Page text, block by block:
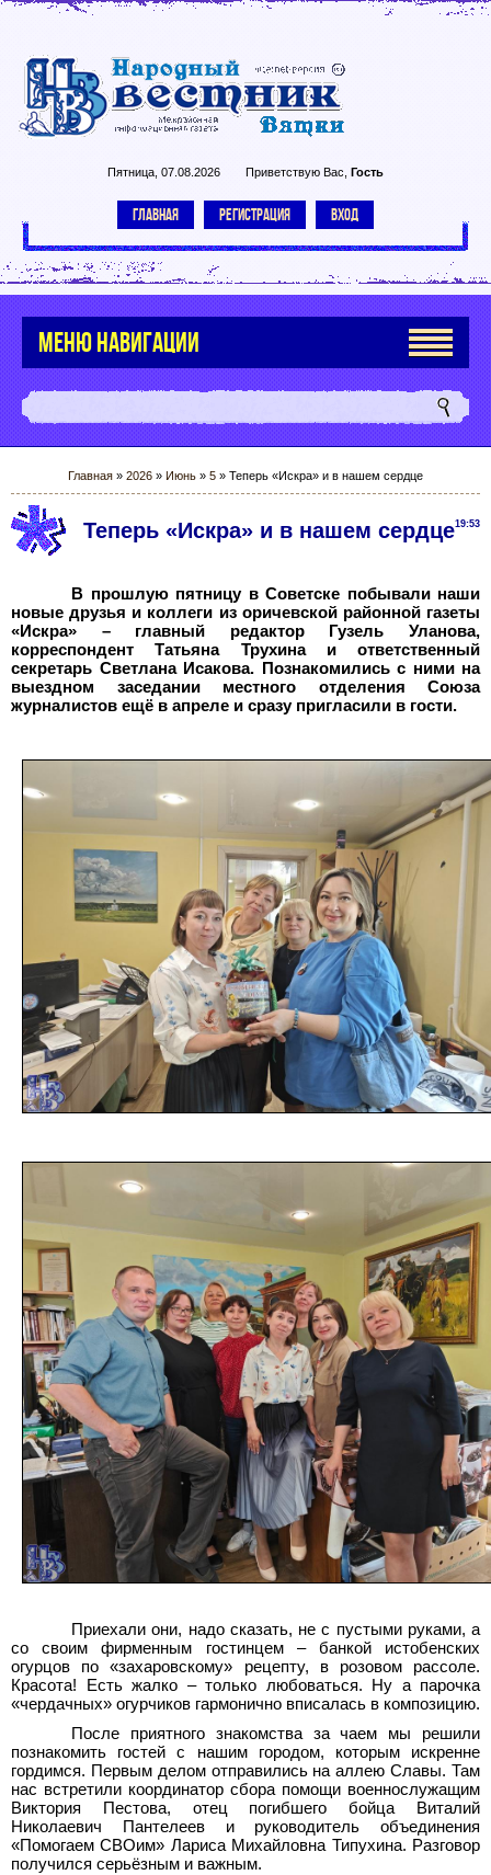
Пятница, 07.08.2026 Приветствую Вас Гость
ГЛАВНАЯ РЕГИСТРАЦИЯ ВХОД
МЕНЮ НАВИГАЦИИ
Главная » 2026 » Июнь » 5 » Теперь «Искра» и в нашем сердце
19:53
Теперь «Искра» и в нашем сердце
В прошлую пятницу в Советске побывали наши
новые друзья и коллеги из оричевской районной газеты
«Искра» – главный редактор Гузель Уланова,
корреспондент Татьяна Трухина и ответственный
секретарь Светлана Исакова. Познакомились с ними на
выездном заседании местного отделения Союза
журналистов ещё в апреле и сразу пригласили в гости.
Приехали они, надо сказать, не с пустыми руками, а
со своим фирменным гостинцем – банкой истобенских
огурцов по «захаровскому» рецепту, в розовом рассоле.
Красота! Есть жалко – только любоваться. Ну а парочка
«чердачных» огурчиков гармонично вписалась в композицию.
После приятного знакомства за чаем мы решили
познакомить гостей с нашим городом, которым искренне
гордимся. Первым делом отправились на аллею Славы. Там
нас встретили координатор сбора помощи военнослужащим
Виктория Пестова, отец погибшего бойца Виталий
Николаевич Пантелеев и руководитель объединения
«Помогаем СВОим» Лариса Михайловна Типухина. Разговор
получился серьёзным и важным.